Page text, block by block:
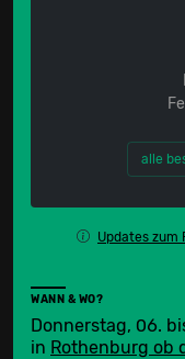
alle
Updates zum
WANN & WO?
Donnerstag, 06.
in Rothenburg ob